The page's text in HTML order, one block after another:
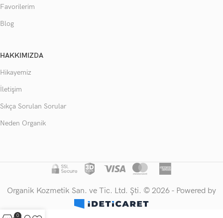
Favorilerim
Blog
HAKKIMIZDA
Hikayemiz
İletişim
Sıkça Sorulan Sorular
Neden Organik
Organik Kozmetik San. ve Tic. Ltd. Şti. © 2026 - Powered by
0